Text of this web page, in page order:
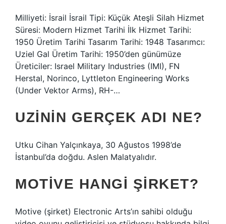
Milliyeti: İsrail İsrail Tipi: Küçük Ateşli Silah Hizmet
Süresi: Modern Hizmet Tarihi İlk Hizmet Tarihi:
1950 Üretim Tarihi Tasarım Tarihi: 1948 Tasarımcı:
Uziel Gal Üretim Tarihi: 1950’den günümüze
Üreticiler: Israel Military Industries (IMI), FN
Herstal, Norinco, Lyttleton Engineering Works
(Under Vektor Arms), RH-…
UZININ GERÇEK ADI NE?
Utku Cihan Yalçınkaya, 30 Ağustos 1998’de
İstanbul’da doğdu. Aslen Malatyalıdır.
MOTIVE HANGI ŞIRKET?
Motive (şirket) Electronic Arts’ın sahibi olduğu